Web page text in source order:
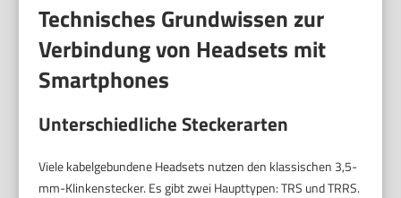
Technisches Grundwissen zur
Verbindung von Headsets mit
Smartphones
Unterschiedliche Steckerarten
Viele kabelgebundene Headsets nutzen den klassischen 3,5-
mm-Klinkenstecker. Es gibt zwei Haupttypen: TRS und TRRS.